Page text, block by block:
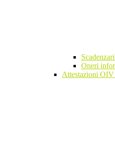
Oneri
Attestazioni OIV